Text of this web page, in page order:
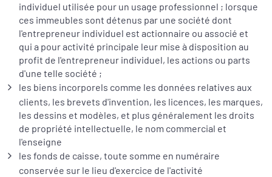
individuel utilisée pour un usage professionnel ; lorsque
ces immeubles sont détenus par une société dont
l'entrepreneur individuel est actionnaire ou associé et
qui a pour activité principale leur mise à disposition au
profit de l'entrepreneur individuel, les actions ou parts
d'une telle société ;
les biens incorporels comme les données relatives aux
clients, les brevets d'invention, les licences, les marques,
les dessins et modèles, et plus généralement les droits
de propriété intellectuelle, le nom commercial et
l'enseigne
les fonds de caisse, toute somme en numéraire
conservée sur le lieu d'exercice de l'activité